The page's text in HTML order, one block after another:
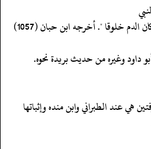
‏‏‏‏صلى الله عليه وسلم : اجعلوا مكان الدم خلوقا ". أخرجه ابن حبان (1057)
داود وغيره من حديث بريدة نحوه.
هي عند الطبراني وابن منده وإثباتها